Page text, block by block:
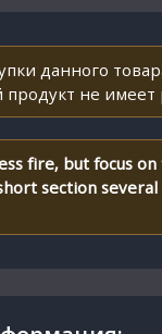
данного
не
fire, but focus
section